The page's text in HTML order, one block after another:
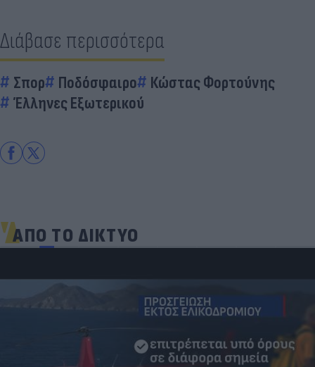
Διάβασε περισσότερα
Σπορ Ποδόσφαιρο
Κώστας Φορτούνης
Έλληνες Εξωτερικού
ΑΠΟ ΤΟ ΔΙΚΤΥΟ